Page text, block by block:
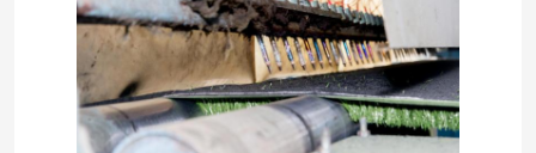
हमारे बारे में
कारखाना भ्रमण